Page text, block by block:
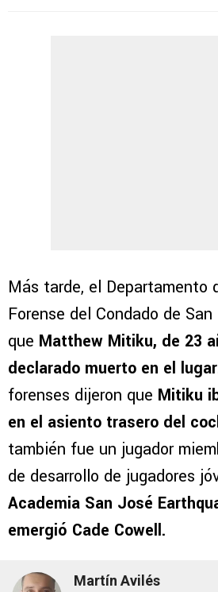
Más tarde, el Departamento
Forense del Condado de
que Matthew Mitiku, de 23
declarado muerto en el
forenses dijeron que Mitiku
en el asiento trasero del
también fue un jugador
de desarrollo de jugadores
Academia San José
emergió Cade Cowell.
Martín Avilés